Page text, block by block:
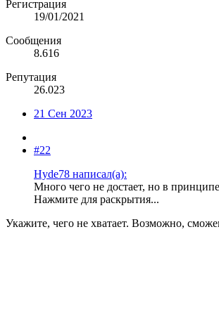
Регистрация
19/01/2021
Сообщения
8.616
Репутация
26.023
21 Сен 2023
#22
Hyde78 написал(а):
Много чего не достает, но в
Нажмите для раскрытия...
Укажите, чего не хватает. Возможно,